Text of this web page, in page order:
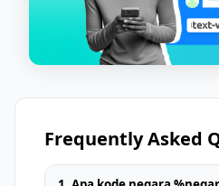
Frequently Asked